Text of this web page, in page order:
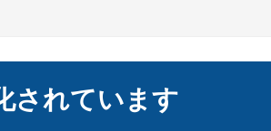
されています